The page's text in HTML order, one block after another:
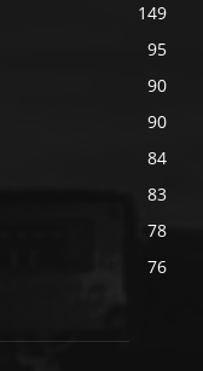
149
95
90
90
84
83
78
76